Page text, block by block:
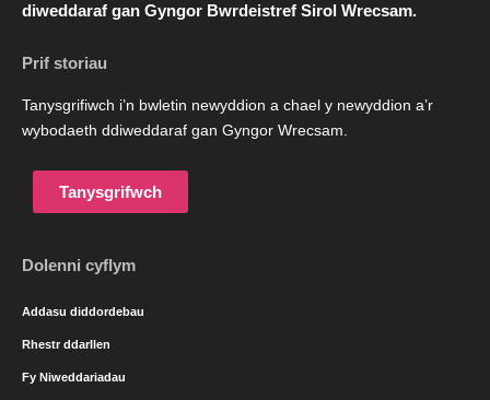
diweddaraf gan Gyngor Bwrdeistref Sirol Wrecsam.
Prif storiau
Tanysgrifiwch i’n bwletin newyddion a chael y newyddion a’r
wybodaeth ddiweddaraf gan Gyngor Wrecsam.
Tanysgrifwch
Dolenni cyflym
Addasu diddordebau
Rhestr ddarllen
Fy Niweddariadau